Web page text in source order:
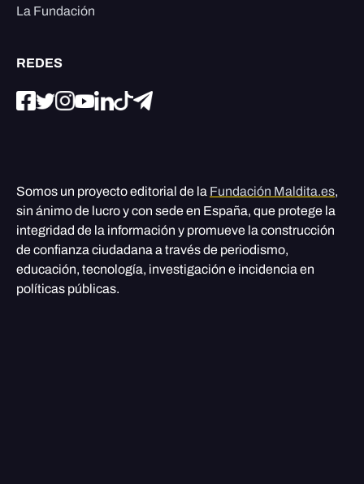
La Fundación
REDES
Somos un proyecto editorial de la Fundación Maldita.es,
sin ánimo de lucro y con sede en España, que protege la
integridad de la información y promueve la construcción
de confianza ciudadana a través de periodismo,
educación, tecnología, investigación e incidencia en
políticas públicas.